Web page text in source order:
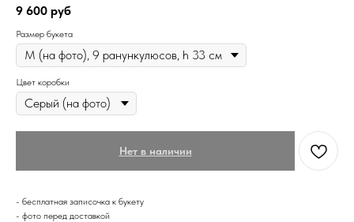
9 600 руб
Размер букета
Цвет коробки
Нет в наличии
- бесплатная записочка к букету
- фото перед доставкой